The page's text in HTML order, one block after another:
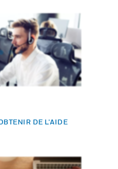
DE L'AIDE